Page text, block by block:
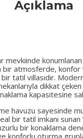
Açıklama
mevkiinde
bir atmosferde,
tatil villasıdır.
dikkat
kapasitesine
havuzu sayesinde
bir tatil imkanı
bir konaklama